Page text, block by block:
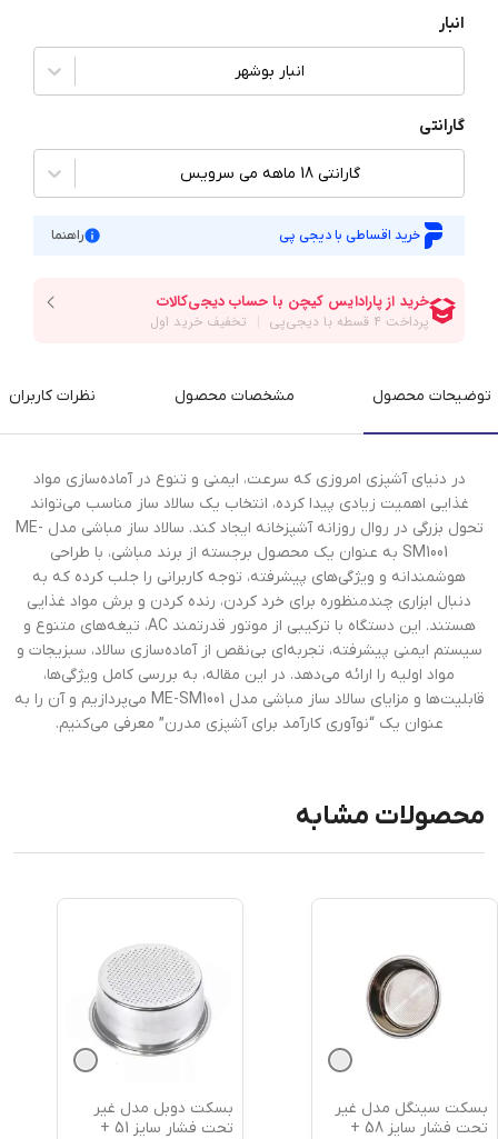
انبار
انبار بوشهر
گارانتی
گارانتی 18 ماهه می سرویس
خرید اقساطی با دیجی پی راهنما
توضیحات محصول مشخصات محصول نظرات کاربران
در دنیای آشپزی امروزی که سرعت، ایمنی و تنوع در آماده‌سازی مواد
غذایی اهمیت زیادی پیدا کرده، انتخاب یک سالاد ساز مناسب می‌تواند
تحول بزرگی در روال روزانه آشپزخانه ایجاد کند. سالاد ساز مباشی مدل ME-
SM1001 به عنوان یک محصول برجسته از برند مباشی، با طراحی
هوشمندانه و ویژگی‌های پیشرفته، توجه کاربرانی را جلب کرده که به
دنبال ابزاری چندمنظوره برای خرد کردن، رنده کردن و برش مواد غذایی
هستند. این دستگاه با ترکیبی از موتور قدرتمند AC، تیغه‌های متنوع و
سیستم ایمنی پیشرفته، تجربه‌ای بی‌نقص از آماده‌سازی سالاد، سبزیجات و
مواد اولیه را ارائه می‌دهد. در این مقاله، به بررسی کامل ویژگی‌ها،
قابلیت‌ها و مزایای سالاد ساز مباشی مدل ME-SM1001 می‌پردازیم و آن را به
عنوان یک “نوآوری کارآمد برای آشپزی مدرن” معرفی می‌کنیم.
محصولات مشابه
بسکت سینگل مدل غیر
تحت فشار سایز 58 +
بسکت دوبل مدل غیر
تحت فشار سایز 51 +